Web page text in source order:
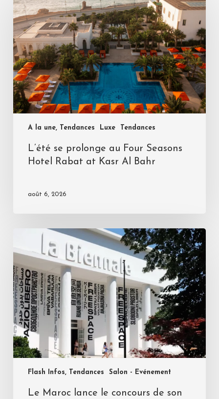
A la une, Tendances Luxe Tendances
L’été se prolonge au Four Seasons
Hotel Rabat at Kasr Al Bahr
août 6, 2026
Flash Infos, Tendances Salon - Evénement
Le Maroc lance le concours de son